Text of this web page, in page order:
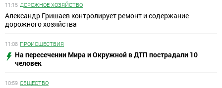
11:15 ДОРОЖНОЕ ХОЗЯЙСТВО
Александр Гришаев контролирует ремонт и содержание
дорожного хозяйства
11:08 ПРОИСШЕСТВИЯ
На пересечении Мира и Окружной в ДТП пострадали 10
человек
10:59 ОБЩЕСТВО